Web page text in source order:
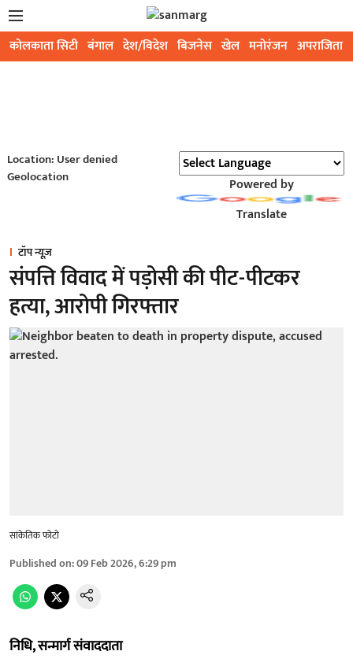
कोलकाता सिटी बंगाल देश/विदेश बिजनेस खेल मनोरंजन अपराजिता
Location: User denied
Geolocation
Powered by
Translate
टॉप न्यूज़
संपत्ति विवाद में पड़ोसी की पीट-पीटकर
हत्या, आरोपी गिरफ्तार
सांकेतिक फोटो
Published on:09 Feb 2026, 6:29 pm
निधि, सन्मार्ग संवाददाता